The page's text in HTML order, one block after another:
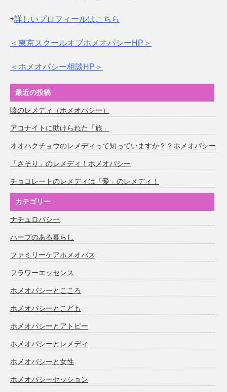
⇨詳しいプロフィールはこちら
＜東京スクールオブホメオパシーHP＞
＜ホメオパシー相談HP＞
最近の投稿
咳のレメディ（ホメオパシー）
アコナイトに助けられた「旅」
オオハクチョウのレメディって知っていますか？？ホメオパシー
「さそり」のレメディ！ホメオパシー
チョコレートのレメディは「愛」のレメディ！
カテゴリー
ナチュロパシー
ハーブのある暮らし
ファミリーケアホメオパス
フラワーエッセンス
ホメオパシーとこころ
ホメオパシーとこども
ホメオパシーとアトピー
ホメオパシーとレメディ
ホメオパシーと女性
ホメオパシーセッション